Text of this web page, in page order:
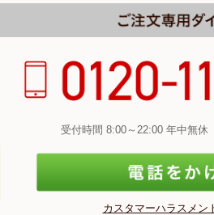
受付時間 8:00～22:00 年中無休
カスタマーハラスメン